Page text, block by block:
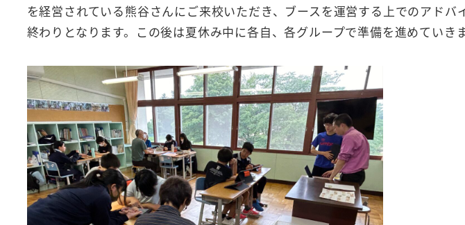
を経営されている熊谷さんにご来校いただき、ブースを運営する上でのアド
終わりとなります。この後は夏休み中に各自、各グループで準備を進めていきま